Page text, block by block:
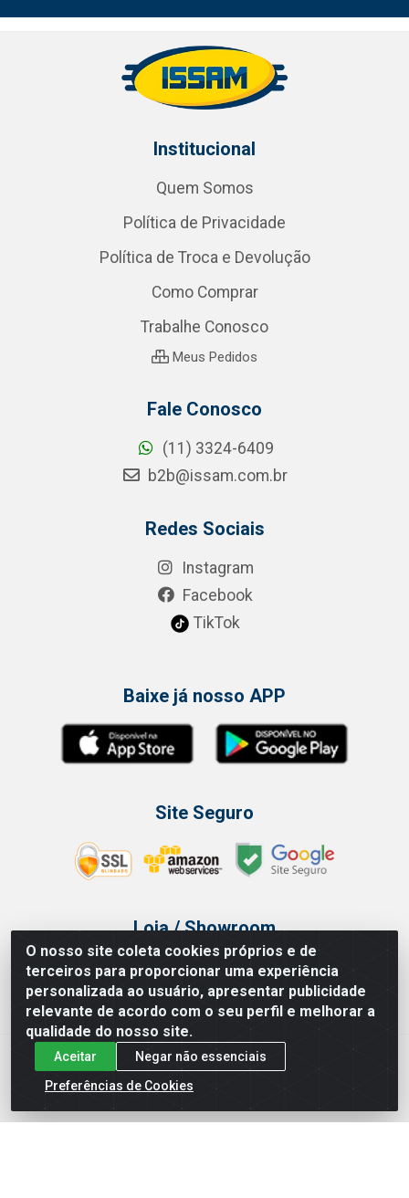
O nosso site coleta cookies próprios e de
terceiros para proporcionar uma experiência
personalizada ao usuário, apresentar publicidade
relevante de acordo com o seu perfil e melhorar a
qualidade do nosso site.
Aceitar
Negar não essenciais
Preferências de Cookies
Institucional
Quem Somos
Política de Privacidade
Política de Troca e Devolução
Como Comprar
Trabalhe Conosco
Meus Pedidos
Fale Conosco
(11) 3324-6409
b2b@issam.com.br
Redes Sociais
Instagram
Facebook
TikTok
Baixe já nosso APP
Site Seguro
Loja / Showroom
Tel.: (11) 3314 6400
Av Vautier, 468 - Pari - São Paulo/SP
Issam Importação e Exportação LTDA - Av. Vautier, 468 - Pari, São
Paulo/ SP - CEP 03032-000 - CNPJ 00.327.385/0003-68